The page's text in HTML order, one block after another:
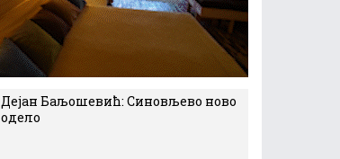
Дејан Баљошевић: Синовљево ново
одело